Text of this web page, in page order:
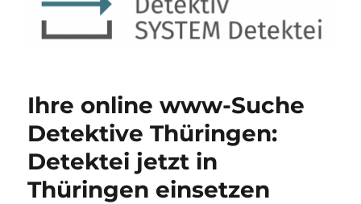
Ihre online www-Suche
Detektive Thüringen:
Detektei jetzt in
Thüringen einsetzen